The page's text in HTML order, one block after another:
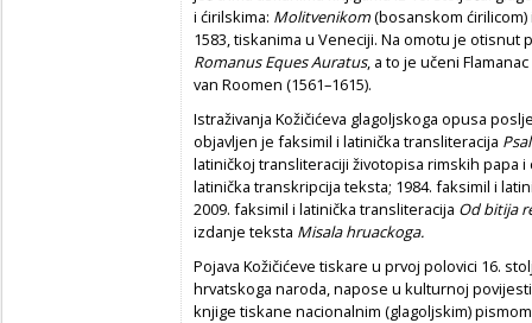
i ćirilskima: Molitvenikom(bosanskom
1583, tiskanima u Veneciji. Na omotu je otisnut
Romanus Eques Auratus, a to je učeni
van Roomen (1561–1615).
Istraživanja Kožičićeva glagoljskoga opusa
objavljen je faksimil i latinička transliteracija
latiničkoj transliteraciji životopisa rimskih papa i
latinička transkripcija teksta; 1984. faksimil i
2009. faksimil i latinička transliteracija Od bitija
izdanje teksta Misala hruackoga.
Pojava Kožičićeve tiskare u prvoj polovici 16.
hrvatskoga naroda, napose u kulturnoj
knjige tiskane nacionalnim (glagoljskim)